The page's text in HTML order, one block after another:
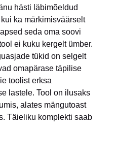
hästi läbimõeldud
ka märkimisväärselt
seda oma soovi
ei kuku kergelt ümber.
tükid on selgelt
omapärase täpilise
toolist erksa
lastele. Tool on ilusaks
alates mängutoast
Täieliku komplekti saab